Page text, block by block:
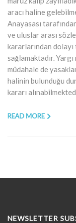
aracı haline
Anayasası
ve uluslar arası
kararlarından
sağlamaktadır.
müdahale de
halinin bulunduğu
kararı
READ MORE
NEWSLETTER